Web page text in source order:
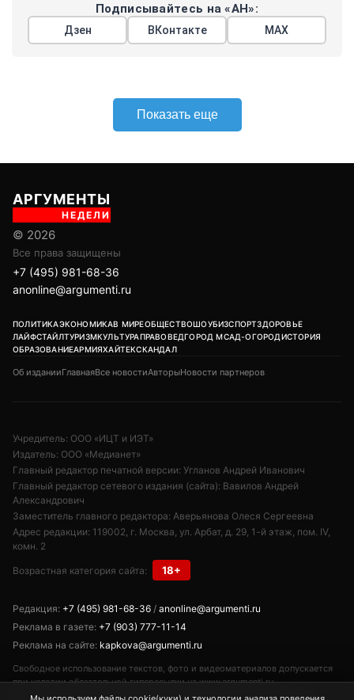
Подписывайтесь на «АН»:
Дзен ВКонтакте МАХ
Показать еще
АРГУМЕНТЫ
НЕДЕЛИ
© 2026
Все права защищены
+7 (495) 981-68-36
anonline@argumenti.ru
ПОЛИТИКАЭКОНОМИКАВ МИРЕОБЩЕСТВОШОУБИЗСПОРТЗДОРОВЬЕ
ЛАЙФСТАЙЛТУРИЗМКУЛЬТУРАПРАВОВЕДГОРОД МСАД-ОГОРОДИСТОРИЯ
ОБРАЗОВАНИЕАРМИЯХАЙТЕКСКАНДАЛ
Об изданииГлавнаяВсе новостиАвторыНовости партнеров
Учредитель: ООО «ИЦТ и ИЭТ»
Издатель: ООО «Медианет»
Главный редактор печатной версии: Угланов Андрей Иванович
Главный редактор сетевого издания (сайта): Вавилов Андрей
Александрович
Заместитель главного редактора: Аверьянова Олеся Сергеевна
Адрес редакции: 119002, г. Москва, ул. Арбат, д. 29, 1-й этаж, пом. IV,
комн. 2
Возрастная категория сайта: 18+
Редакция: +7 (495) 981-68-36 / anonline@argumenti.ru
Реклама в газете: +7 (903) 777-11-14
Реклама на сайте: kapkova@argumenti.ru
Свободное использование текстов, фото и видеоматериалов допускается
при условии обязательной гиперссылки на www.argumenti.ru.
Использование в печатных СМИ — только с письменного разрешения.